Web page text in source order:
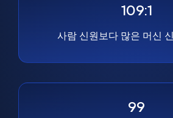
109:1
사람 신원보다 많은 머신
99